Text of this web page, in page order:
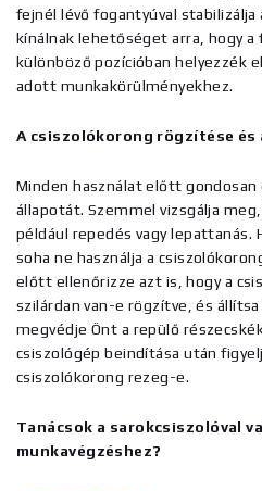
fejnél lévő fogantyúval stabilizálja
kínálnak lehetőséget arra, hogy
különböző pozícióban helyezzék
adott munkakörülményekhez.
A csiszolókorong rögzítése és
Minden használat előtt
állapotát. Szemmel vizsgálja
például repedés vagy lepattanás.
soha ne használja a
előtt ellenőrizze azt is, hogy a
szilárdan van-e rögzítve, és
megvédje Önt a repülő
csiszológép beindítása után
csiszolókorong rezeg-e.
Tanácsok a sarokcsiszolóval
munkavégzéshez?